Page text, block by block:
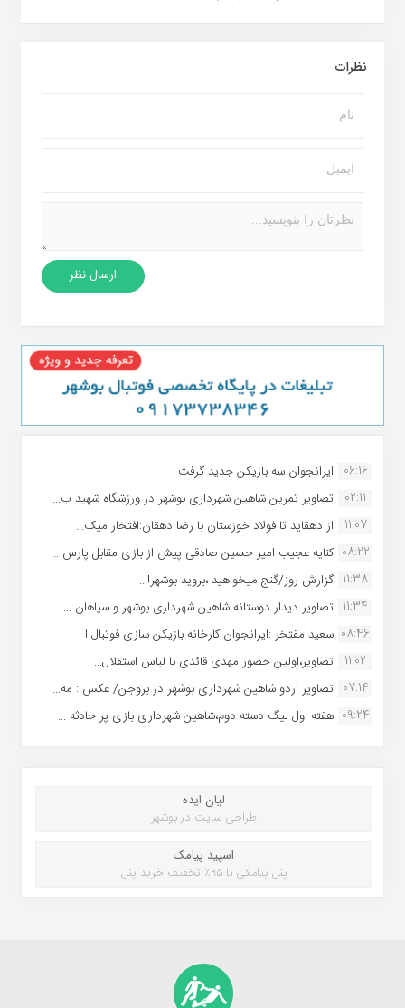
نظرات
06:16 ایرانجوان سه بازیکن جدید گرفت...
02:11
تصاویر تمرین شاهین شهردارى بوشهر در ورزشگاه شهید ب...
11:07
از دهقاید تا فولاد خوزستان با رضا دهقان:افتخار میک...
08:22 کنایه عجیب امیر حسین صادقی پیش از بازی مقابل پارس ...
11:38 گزارش روز/گنج میخواهید ،بروید بوشهر!...
11:34 تصاویر دیدار دوستانه شاهین شهردارى بوشهر و سپاهان ...
08:46 سعید مفتخر :ایرانجوان کارخانه بازیکن سازی فوتبال ا...
11:02
تصاویر،اولین حضور مهدی قائدی با لباس استقلال...
07:14 تصاویر اردو شاهین شهرداری بوشهر در بروجن/ عکس : مه...
09:24 هفته اول لیگ دسته دوم،شاهین شهرداری بازی پر حادثه ...
لیان ایده
طراحی سایت در بوشهر
اسپید پیامک
پنل پیامکی با ۹۵٪ تخفیف خرید پنل